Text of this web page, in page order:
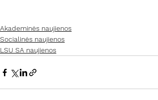
Akademinės naujienos
Socialinės naujienos
LSU SA naujienos